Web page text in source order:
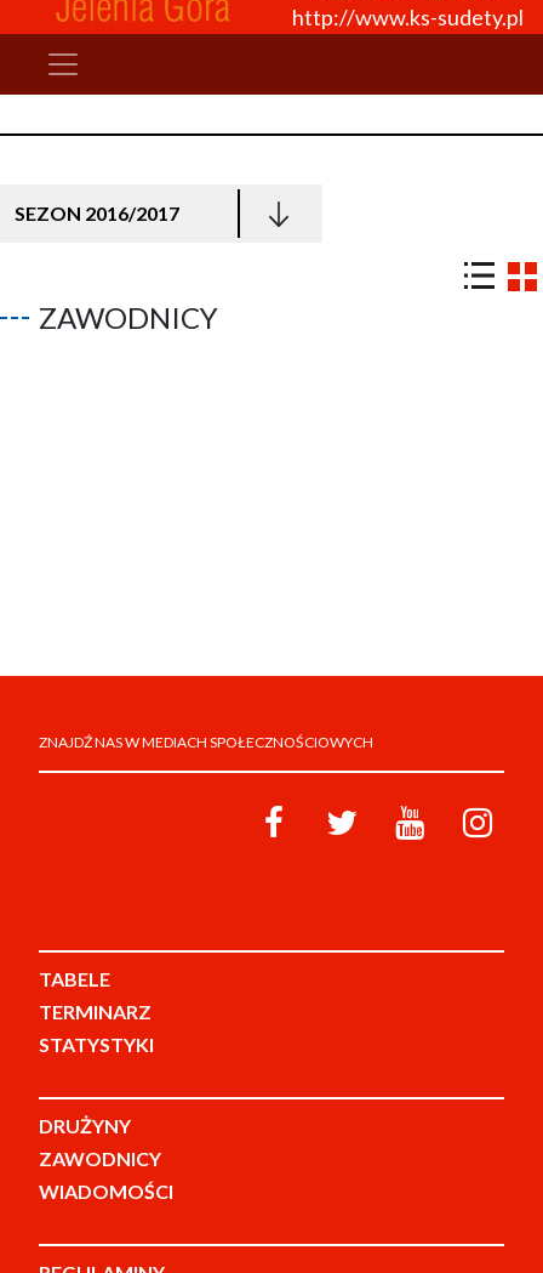
http://www.ks-sudety.pl
SEZON 2016/2017
ZAWODNICY
ZNAJDŹ NAS W MEDIACH SPOŁECZNOŚCIOWYCH
TABELE
TERMINARZ
STATYSTYKI
DRUŻYNY
ZAWODNICY
WIADOMOŚCI